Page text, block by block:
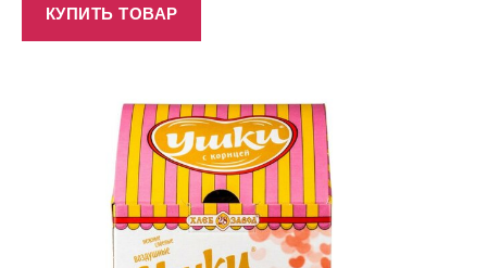
КУПИТЬ ТОВАР